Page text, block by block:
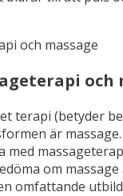
och
terapi (betyder
är
med
om
omfattande